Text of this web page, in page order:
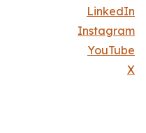
LinkedIn
Instagram
YouTube
X